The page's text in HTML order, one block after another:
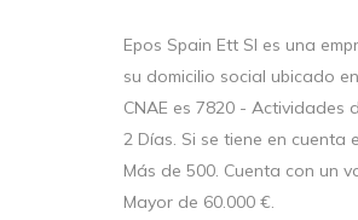
Epos Spain Ett Sl es una
su domicilio social ubicado
CNAE es 7820 - Actividades
2 Días. Si se tiene en
Más de 500. Cuenta con un
Mayor de 60.000 €.